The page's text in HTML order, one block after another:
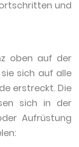
und
oben auf der
sich auf alle
erstreckt. Die
sich in der
Aufrüstung